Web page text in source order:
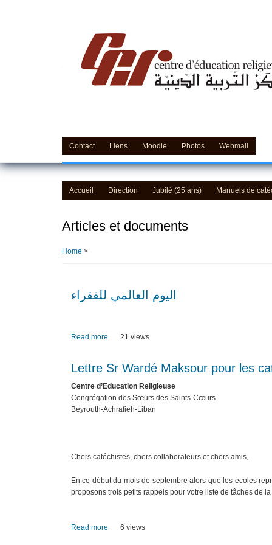
Contact Liens Moodle Photos Webmail
Accueil Direction Jubilé (25 ans) Manuels de
Articles et documents
Home >
اليوم العالمي للفقراء
Read more about
للفقراء
21 views
Lettre Sr Wardé Maksour pour les
Centre d’Education Religieuse
Congrégation des Sœurs des Saints-Cœurs
Beyrouth-Achrafieh-Liban
Chers catéchistes, chers collaborateurs et chers amis,
En ce début du mois de septembre alors que les écoles
proposons trois petits rappels pour votre liste de tâches de
Read more about6 views